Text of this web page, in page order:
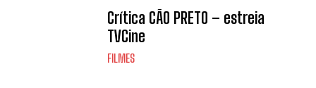
Crítica CÃO PRETO – estreia
TVCine
FILMES